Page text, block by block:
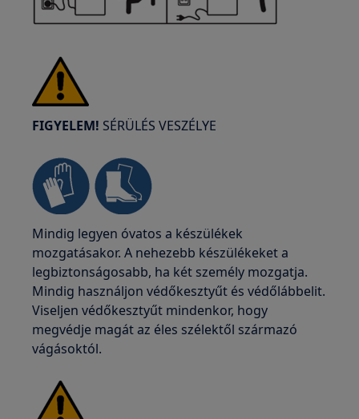
FIGYELEM! SÉRÜLÉS VESZÉLYE
Mindig legyen óvatos a készülékek
mozgatásakor. A nehezebb készülékeket a
legbiztonságosabb, ha két személy mozgatja.
Mindig használjon védőkesztyűt és védőlábbelit.
Viseljen védőkesztyűt mindenkor, hogy
megvédje magát az éles szélektől származó
vágásoktól.